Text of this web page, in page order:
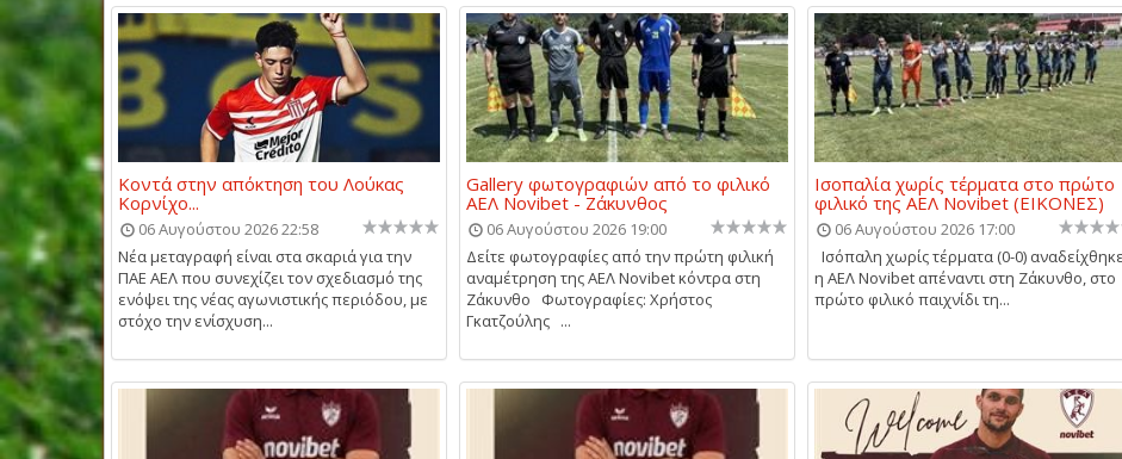
Κοντά στην απόκτηση του Λούκας
Κορνίχο...
06 Αυγούστου 2026 22:58
Νέα μεταγραφή είναι στα σκαριά για την
ΠΑΕ ΑΕΛ που συνεχίζει τον σχεδιασμό της
ενόψει της νέας αγωνιστικής περιόδου, με
στόχο την ενίσχυση...
Gallery φωτογραφιών από το φιλικό
ΑΕΛ Novibet - Ζάκυνθος
06 Αυγούστου 2026 19:00
Δείτε φωτογραφίες από την πρώτη φιλική
αναμέτρηση της ΑΕΛ Novibet κόντρα στη
Ζάκυνθο Φωτογραφίες: Χρήστος
Γκατζούλης ...
Ισοπαλία χωρίς τέρματα στο πρώτο
φιλικό της ΑΕΛ Novibet (ΕΙΚΟΝΕΣ)
06 Αυγούστου 2026 17:00
Ισόπαλη χωρίς τέρματα (0-0) αναδείχθηκε
η ΑΕΛ Novibet απέναντι στη Ζάκυνθο, στο
πρώτο φιλικό παιχνίδι τη...